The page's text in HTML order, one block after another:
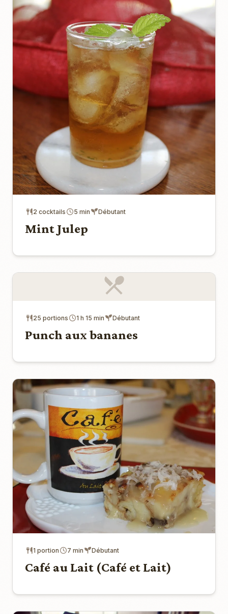
2 cocktails 5 min Débutant
Mint Julep
25 portions 1 h 15 min Débutant
Punch aux bananes
1 portion 7 min Débutant
Café au Lait (Café et Lait)